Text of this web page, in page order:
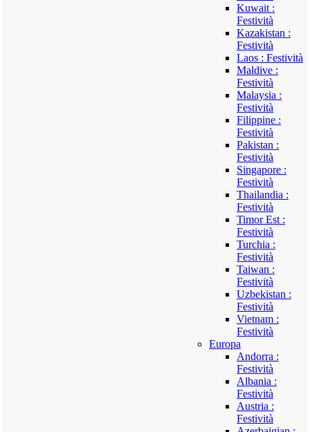
Kuwait :
Festività
Kazakistan :
Festività
Laos : Festività
Maldive :
Festività
Malaysia :
Festività
Filippine :
Festività
Pakistan :
Festività
Singapore :
Festività
Thailandia :
Festività
Timor Est :
Festività
Turchia :
Festività
Taiwan :
Festività
Uzbekistan :
Festività
Vietnam :
Festività
Europa
Andorra :
Festività
Albania :
Festività
Austria :
Festività